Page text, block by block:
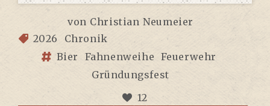
von Christian Neumeier
2026
Chronik
Bier
Fahnenweihe Feuerwehr
Gründungsfest
12